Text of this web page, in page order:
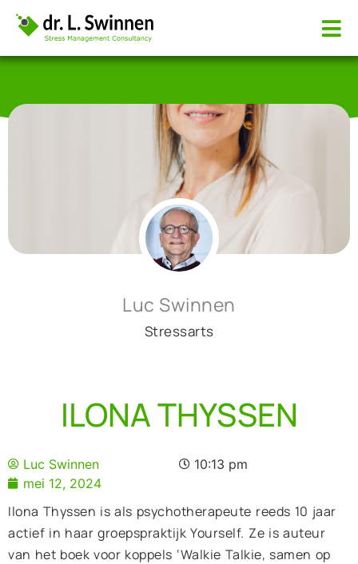
Luc Swinnen
Stressarts
ILONA THYSSEN​
Luc Swinnen
mei 12, 2024
10:13 pm
Ilona Thyssen is als psychotherapeute reeds 10 jaar
actief in haar groepspraktijk Yourself. Ze is auteur
van het boek voor koppels ‘Walkie Talkie, samen op